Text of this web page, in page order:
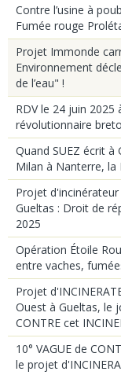
Contre l’usine à
Fumée rouge
Projet Immonde
Environnement
de l’eau" !
RDV le 24 juin
révolutionnaire
Quand SUEZ écrit à
Milan à Nanterre,
Projet d'incinérateur
Gueltas : Droit de
2025
Opération Étoile
entre vaches,
Projet
Ouest à Gueltas, le
CONTRE cet
10° VAGUE de
le projet